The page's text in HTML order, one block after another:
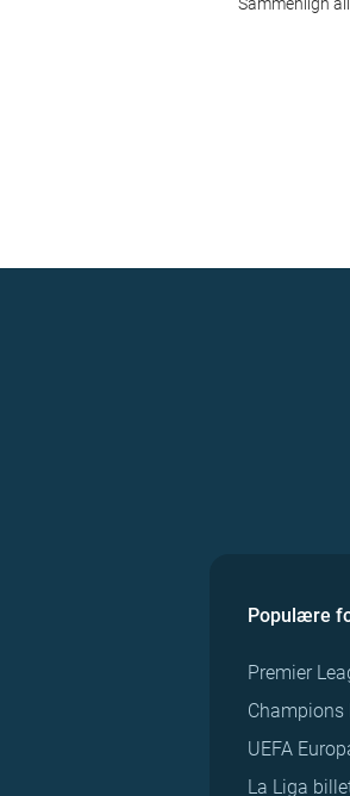
Sammenlign
Populære
Premier
Champions
UEFA
La Liga